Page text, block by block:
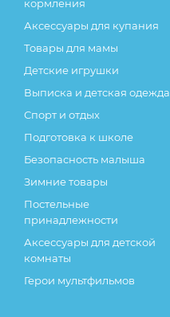
кормления
Аксессуары для купания
Товары для мамы
Детские игрушки
Выписка и детская одежда
Спорт и отдых
Подготовка к школе
Безопасность малыша
Зимние товары
Постельные
принадлежности
Аксессуары для детской
комнаты
Герои мультфильмов